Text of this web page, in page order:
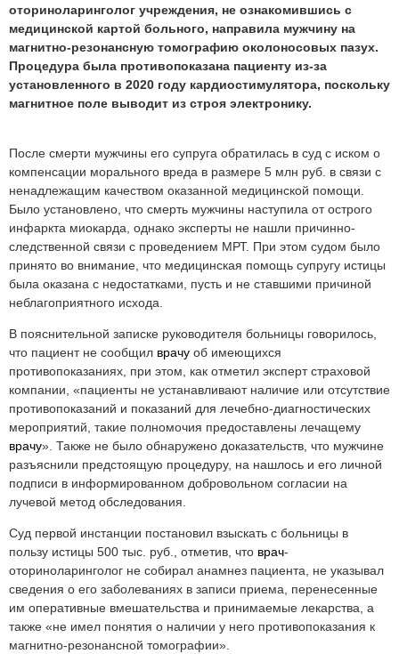
оториноларинголог учреждения, не ознакомившись с
медицинской картой больного, направила мужчину на
магнитно-резонансную томографию околоносовых пазух.
Процедура была противопоказана пациенту из-за
установленного в 2020 году кардиостимулятора, поскольку
магнитное поле выводит из строя электронику.
После смерти мужчины его супруга обратилась в суд с иском о
компенсации морального вреда в размере 5 млн руб. в связи с
ненадлежащим качеством оказанной медицинской помощи.
Было установлено, что смерть мужчины наступила от острого
инфаркта миокарда, однако эксперты не нашли причинно-
следственной связи с проведением МРТ. При этом судом было
принято во внимание, что медицинская помощь супругу истицы
была оказана с недостатками, пусть и не ставшими причиной
неблагоприятного исхода.
В пояснительной записке руководителя больницы говорилось,
что пациент не сообщил врачу об имеющихся
противопоказаниях, при этом, как отметил эксперт страховой
компании, «пациенты не устанавливают наличие или отсутствие
противопоказаний и показаний для лечебно-диагностических
мероприятий, такие полномочия предоставлены лечащему
врачу». Также не было обнаружено доказательств, что мужчине
разъяснили предстоящую процедуру, на нашлось и его личной
подписи в информированном добровольном согласии на
лучевой метод обследования.
Суд первой инстанции постановил взыскать с больницы в
пользу истицы 500 тыс. руб., отметив, что врач-
оториноларинголог не собирал анамнез пациента, не указывал
сведения о его заболеваниях в записи приема, перенесенные
им оперативные вмешательства и принимаемые лекарства, а
также «не имел понятия о наличии у него противопоказания к
магнитно-резонансной томографии».